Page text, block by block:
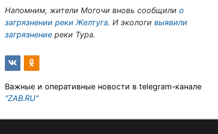
Напомним, жители Могочи вновь сообщили о
загрязнении реки Желтуга. И экологи выявили
загрязнение реки Тура.
Важные и оперативные новости в telegram-канале
"ZAB.RU"